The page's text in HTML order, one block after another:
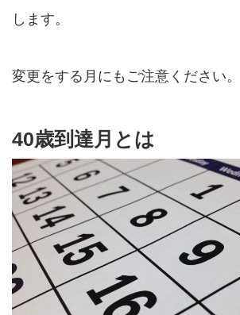
します。
変更をする月にもご注意ください。
40歳到達月とは